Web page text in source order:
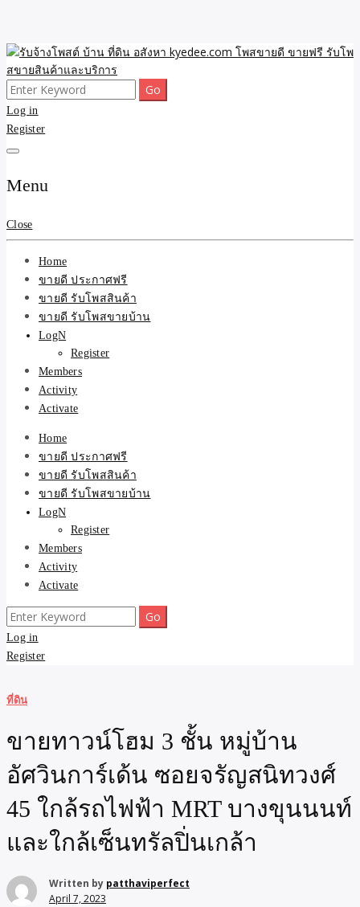
Skip
to
content
รับจ้างโพสต์ บ้าน ที่ดิน
อสังหา kyedee.com โพส
ขายดี ขายฟรี รับโพสขาย
สินค้าและบริการ
ขายดี โพสประกาศขายสินค้าฟรี บ้าน ที่ดิน อสังหา รับโพสต์ประกาศขาย
ของ รับรองผล ดีที่สุดถูกที่สุด ติดหน้าแรกกูเกืล
Search
for:
Log in
Register
Menu
Close
Home
ขายดี ประกาศฟรี
ขายดี รับโพสสินค้า
ขายดี รับโพสขายบ้าน
LogN
Register
Members
Activity
Activate
Home
ขายดี ประกาศฟรี
ขายดี รับโพสสินค้า
ขายดี รับโพสขายบ้าน
LogN
Register
Members
Activity
Activate
Search
for:
Log in
Register
ที่ดิน
ขายทาวน์โฮม 3 ชั้น หมู่บ้าน
อัศวินการ์เด้น ซอยจรัญสนิทวงศ์
45 ใกล้รถไฟฟ้า MRT บางขุนนนท์
และใกล้เซ็นทรัลปิ่นเกล้า
Written by patthaviperfect
April 7, 2023